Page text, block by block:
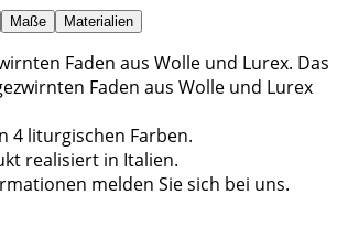
Maße Materialien
Faden aus Wolle und Lurex. Das
Faden aus Wolle und Lurex
4 liturgischen Farben.
realisiert in Italien.
melden Sie sich bei uns.